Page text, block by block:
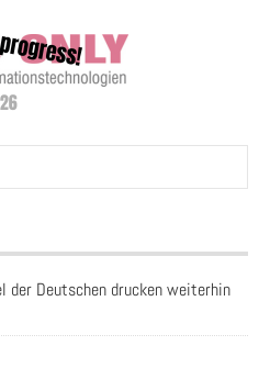
Deutschen drucken weiterhin